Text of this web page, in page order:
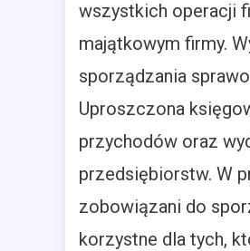
wszystkich operacji
majątkowym firmy.
sporządzania
Uproszczona
przychodów oraz
przedsiębiorstw. W
zobowiązani do
korzystne dla tych,